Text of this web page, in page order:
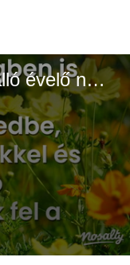
Júliusban ültesd el: 7 hőálló évelő növény a színes és buja kertért